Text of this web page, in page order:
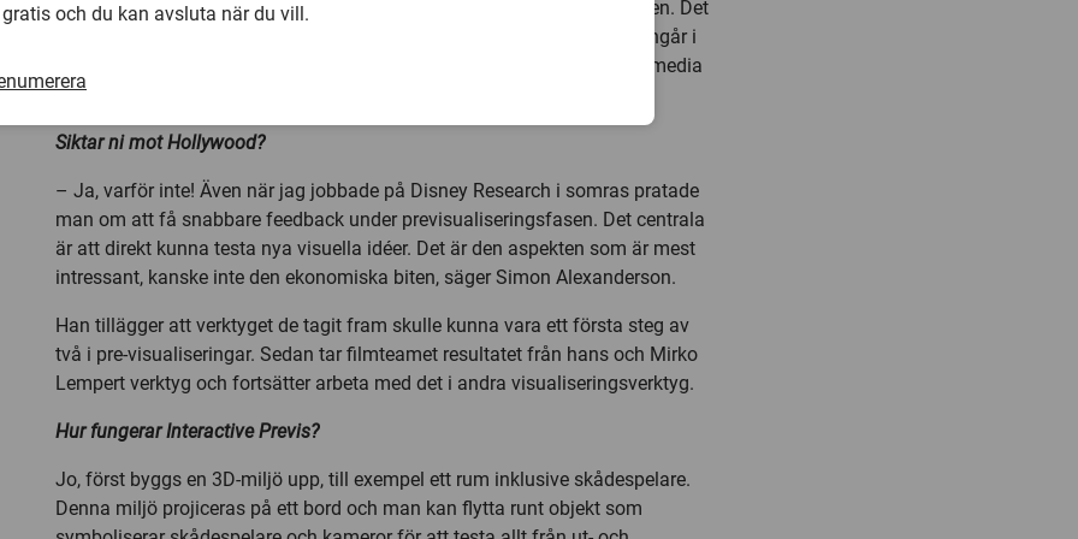
vårt verktyg i en heldagsworkshop för 25 filmfotografer från hela världen. Det
visar bara på vilka möjligheter det kan finnas när konst och teknologi ingår i
på institutionen för film ochmedia
vid Stockholms konstnärliga högskola.
Siktar ni mot Hollywood?
– Ja, varför inte! Även när jag jobbade på Disney Research i somras pratade
man om att få snabbare feedback under previsualiseringsfasen. Det centrala
är att direkt kunna testa nya visuella idéer. Det är den aspekten som är mest
intressant, kanske inte den ekonomiska biten, säger Simon Alexanderson.
Han tillägger att verktyget de tagit fram skulle kunna vara ett första steg av
två i pre-visualiseringar. Sedan tar filmteamet resultatet från hans och Mirko
Lempert verktyg och fortsätter arbeta med det i andra visualiseringsverktyg.
Hur fungerar Interactive Previs?
Jo, först byggs en 3D-miljö upp, till exempel ett rum inklusive skådespelare.
Denna miljö projiceras på ett bord och man kan flytta runt objekt som
gratis och du kan avsluta när du vill.